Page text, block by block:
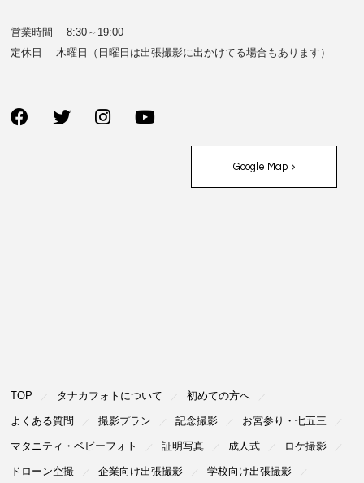
営業時間 8:30～19:00
定休日 木曜日（日曜日は出張撮影に出かけてる場合もあります）
Google Map
TOP タナカフォトについて 初めての⽅へ
よくある質問 撮影プラン 記念撮影 お宮参り・七五三
マタニティ・ベビーフォト 証明写真 成⼈式 ロケ撮影
ドローン空撮 企業向け出張撮影 学校向け出張撮影